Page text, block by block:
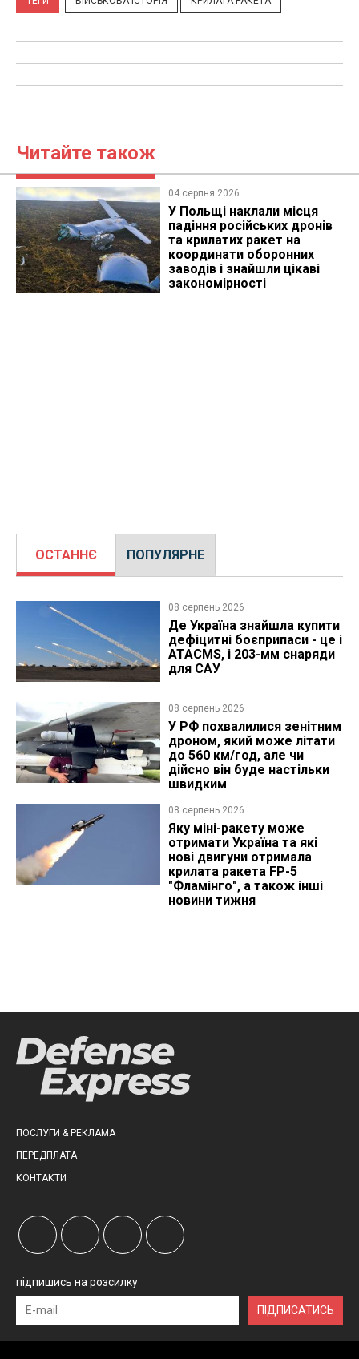
Читайте також
04 серпня 2026
У Польщі наклали місця
падіння російських дронів
та крилатих ракет на
координати оборонних
заводів і знайшли цікаві
закономірності
ОСТАННЄ ПОПУЛЯРНЕ
08 серпень 2026
Де Україна знайшла купити
дефіцитні боєприпаси - це і
ATACMS, і 203-мм снаряди
для САУ
08 серпень 2026
У РФ похвалилися зенітним
дроном, який може літати
до 560 км/год, але чи
дійсно він буде настільки
швидким
08 серпень 2026
Яку міні-ракету може
отримати Україна та які
нові двигуни отримала
крилата ракета FP-5
"Фламінго", а також інші
новини тижня
ПОСЛУГИ & РЕКЛАМА
ПЕРЕДПЛАТА
КОНТАКТИ
підпишись на розсилку
ПІДПИСАТИСЬ